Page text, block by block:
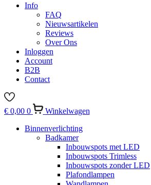
Info
FAQ
Nieuwsartikelen
Reviews
Over Ons
Inloggen
Account
B2B
Contact
€ 0,00 0
Winkelwagen
Binnenverlichting
Badkamer
Inbouwspots met LED
Inbouwspots Trimless
Inbouwspots zonder LED
Plafondlampen